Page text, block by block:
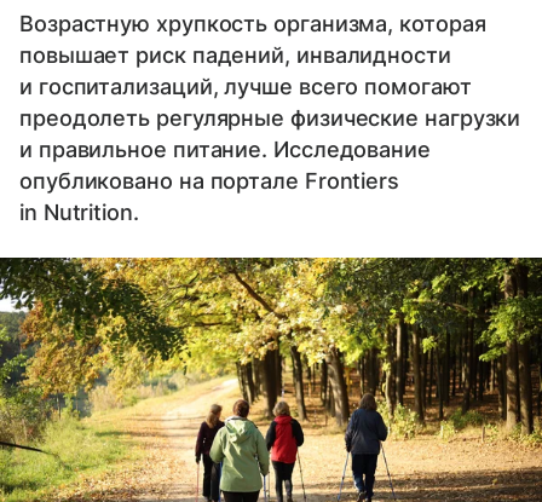
Возрастную хрупкость организма, которая
повышает риск падений, инвалидности
и госпитализаций, лучше всего помогают
преодолеть регулярные физические нагрузки
и правильное питание. Исследование
опубликовано на портале Frontiers
in Nutrition.